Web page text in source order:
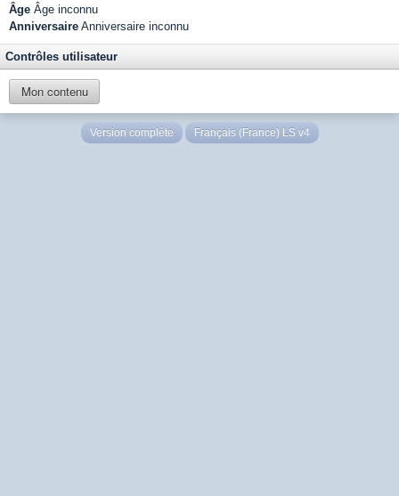
Âge Âge inconnu
Anniversaire Anniversaire inconnu
Contrôles utilisateur
Mon contenu
Version complète Français (France) LS v4